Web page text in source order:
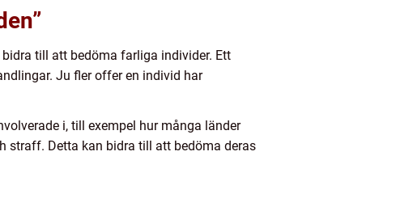
till att bedöma farliga individer. Ett
Ju fler offer en individ har
i, till exempel hur många länder
straff. Detta kan bidra till att bedöma deras